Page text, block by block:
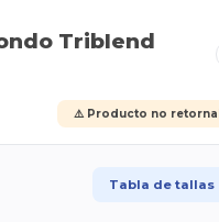
Triblend
⚠️ Producto no
Tabla de tallas